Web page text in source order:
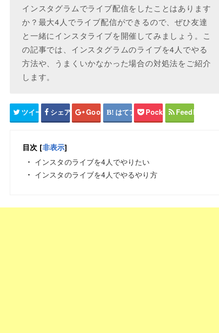
インスタグラムでライブ配信をしたことはあります
か？最大4人でライブ配信ができるので、ぜひ友達
と一緒にインスタライブを開催してみましょう。こ
の記事では、インスタグラムのライブを4人でやる
方法や、うまくいかなかった場合の対処法をご紹介
します。
ツイート シェア Google+ はてブ Pocket Feedly
目次 [非表示]
インスタのライブを4人でやりたい
インスタのライブを4人でやるやり方